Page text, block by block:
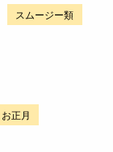
スムージー類
お正月